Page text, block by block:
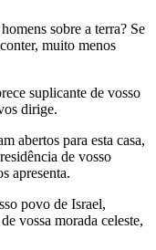
sobre a terra? Se
muito menos
suplicante de vosso
dirige.
abertos para esta casa,
de vosso
apresenta.
povo de Israel,
vossa morada celeste,